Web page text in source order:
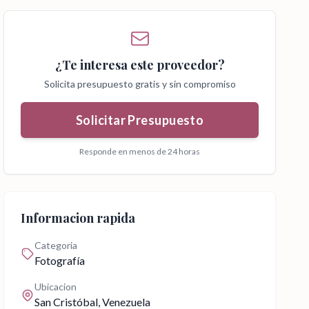
¿Te interesa este proveedor?
Solicita presupuesto gratis y sin compromiso
Solicitar Presupuesto
Responde en menos de 24 horas
Informacion rapida
Categoria
Fotografía
Ubicacion
San Cristóbal, Venezuela